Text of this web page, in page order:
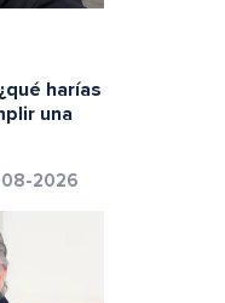
harías
una
2026